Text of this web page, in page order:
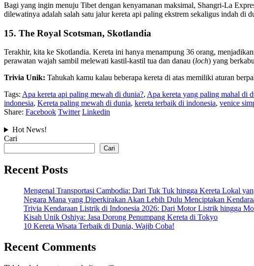
Bagi yang ingin menuju Tibet dengan kenyamanan maksimal, Shangri-La
dilewatinya adalah salah satu jalur kereta api paling ekstrem sekaligus indah di
15. The Royal Scotsman, Skotlandia
Terakhir, kita ke Skotlandia. Kereta ini hanya menampung 36 orang,
perawatan wajah sambil melewati kastil-kastil tua dan danau (loch) yang
Trivia Unik: Tahukah kamu kalau beberapa kereta di atas memiliki aturan
Tags: Apa kereta api paling mewah di dunia?, Apa kereta yang paling mahal di
indonesia, Kereta paling mewah di dunia, kereta terbaik di indonesia, venice
Share: Facebook Twitter Linkedin
Hot News!
Cari
Cari
Recent Posts
Mengenal Transportasi Cambodia: Dari Tuk Tuk hingga Kereta Lokal
Negara Mana yang Diperkirakan Akan Lebih Dulu Menciptakan
Trivia Kendaraan Listrik di Indonesia 2026: Dari Motor Listrik hingga
Kisah Unik Oshiya: Jasa Dorong Penumpang Kereta di Tokyo
10 Kereta Wisata Terbaik di Dunia, Wajib Coba!
Recent Comments